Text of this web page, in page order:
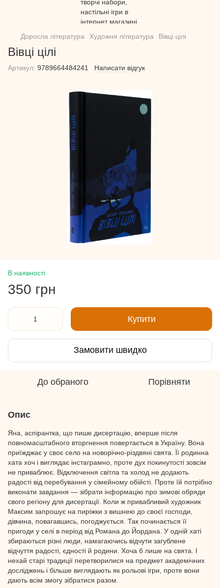
Доросла література Художня література Вівці цілі
Вівці цілі
Артикул: 9789664484241 Написати відгук
В наявності
350 грн
Купити
Замовити швидко
До обраного Порівняти
Опис
Яна, аспірантка, що пише дисертацію, вперше після
повномасштабного вторгнення повертається в Україну. Вона
приїжджає у своє село на новорічно-різдвяні свята. Її родинна
хата хоч і виглядає інстаграмно, проте дух покинутості зовсім
не приваблює. Відключення світла та холод не додають
радості від перебування у сімейному обійсті. Проте їй потрібно
виконати завдання — зібрати інформацію про зимові обряди
свого регіону для дисертації. Коли ж привабливий художник
Максим запрошує на пиріжки з вишнею до своєї господи,
дівчина, повагавшись, погоджується. Так починається її
пригоди у селі в період від Романа до Йордана. У одній хаті
збираються різні люди, намагаючись відчути загублене
відчуття радості, єдності й родини. Хоча б лише на свята. І
нехай старі традиції перетворилися на предмет академічних
досліджень і більше виглядають як рольові ігри, проте вони
дають всім змогу зібратися разом.